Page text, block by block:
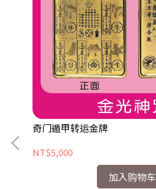
奇门遁甲转运金牌
NT$5,000
加入购物车